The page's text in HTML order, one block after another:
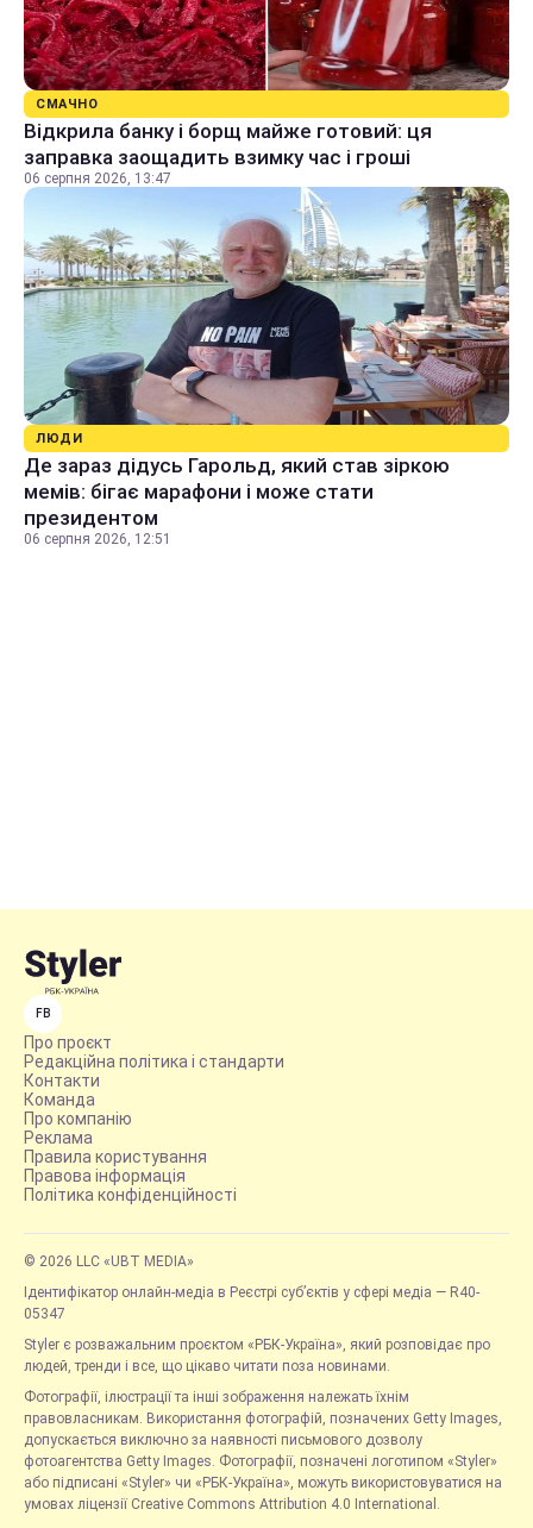
СМАЧНО
Відкрила банку і борщ майже готовий: ця
заправка заощадить взимку час і гроші
06 серпня 2026, 13:47
ЛЮДИ
Де зараз дідусь Гарольд, який став зіркою
мемів: бігає марафони і може стати
президентом
06 серпня 2026, 12:51
FB
Про проєкт
Редакційна політика і стандарти
Контакти
Команда
Про компанію
Реклама
Правила користування
Правова інформація
Політика конфіденційності
© 2026 LLC «UBT MEDIA»
Ідентифікатор онлайн-медіа в Реєстрі суб’єктів у сфері медіа — R40-
05347
Styler є розважальним проєктом «РБК-Україна», який розповідає про
людей, тренди і все, що цікаво читати поза новинами.
Фотографії, ілюстрації та інші зображення належать їхнім
правовласникам. Використання фотографій, позначених Getty Images,
допускається виключно за наявності письмового дозволу
фотоагентства Getty Images. Фотографії, позначені логотипом «Styler»
або підписані «Styler» чи «РБК-Україна», можуть використовуватися на
умовах ліцензії Creative Commons Attribution 4.0 International.